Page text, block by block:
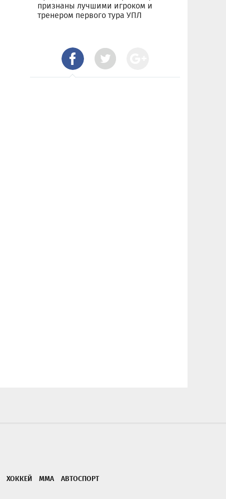
признаны лучшими игроком и
тренером первого тура УПЛ
ХОККЕЙ ММА АВТОСПОРТ